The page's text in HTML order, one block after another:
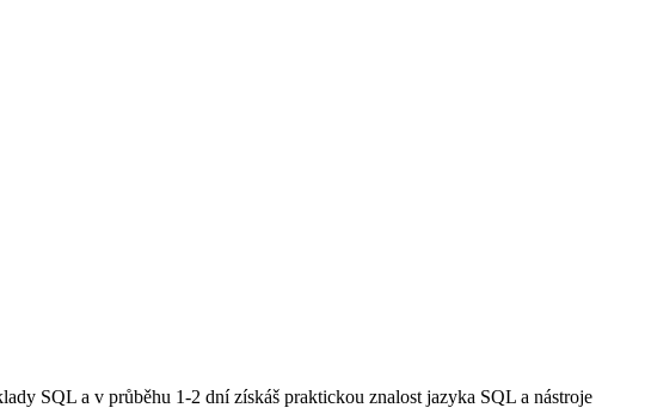
SQL a v průběhu 1-2 dní získáš praktickou znalost jazyka SQL a nástroje